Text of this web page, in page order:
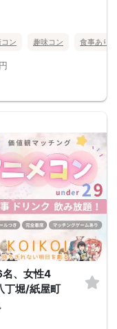
ン 趣味コン 食事あり
名、女性4
丁堀/紙屋町